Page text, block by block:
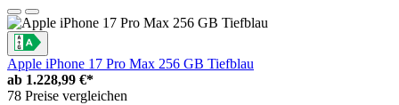
Apple iPhone 17 Pro Max 256 GB Tiefblau
ab 1.228,99 €*
78 Preise vergleichen